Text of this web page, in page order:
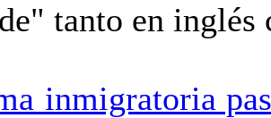
tanto en inglés
inmigratoria